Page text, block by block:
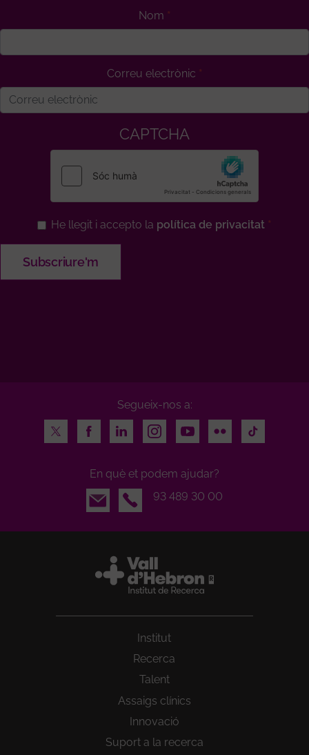
Nom
Correu electrònic
CAPTCHA
He llegit i accepto la política de privacitat
Segueix-nos a:
Twitter
FacebookLinkedInInstagramYoutubeFlickr TikTok
En què et podem ajudar?
Email
93 489 30 00
Institut
Recerca
Talent
Assaigs clínics
Innovació
Suport a la recerca